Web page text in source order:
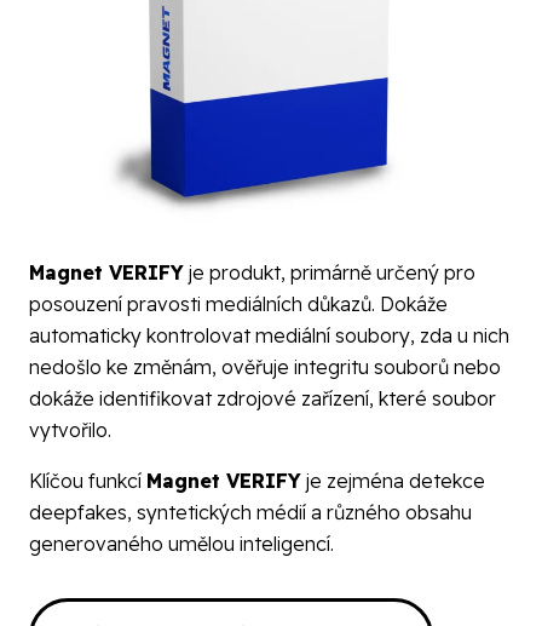
Magnet VERIFY je produkt, primárně určený pro
posouzení pravosti mediálních důkazů. Dokáže
automaticky kontrolovat mediální soubory, zda u nich
nedošlo ke změnám, ověřuje integritu souborů nebo
dokáže identifikovat zdrojové zařízení, které soubor
vytvořilo.
Klíčou funkcí Magnet VERIFY je zejména detekce
deepfakes, syntetických médií a různého obsahu
generovaného umělou inteligencí.